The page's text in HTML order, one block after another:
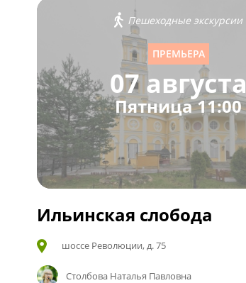
Пешеходные экскурсии
ПРЕМЬЕРА
07 августа
Пятница 11:00
Ильинская слобода
шоссе Революции, д. 75
Столбова Наталья Павловна